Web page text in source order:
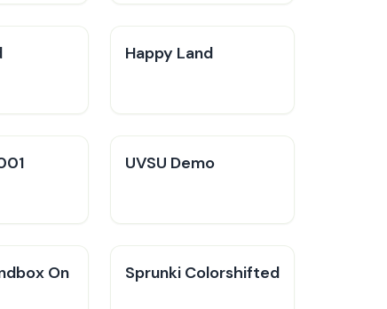
Happy Land
UVSU Demo
On
Sprunki Colorshifted